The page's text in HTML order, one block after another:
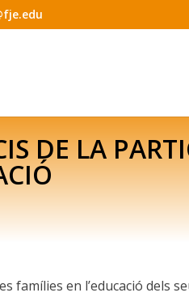
DE LA
famílies en l’educació dels